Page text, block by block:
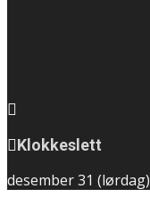
Klokkeslett
desember 31 (lørdag)